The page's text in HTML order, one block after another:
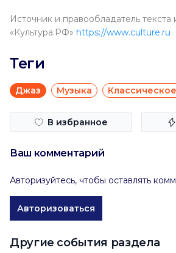
Источник и правообладатель текста
«Культура.РФ» https://www.culture.ru
Теги
Джаз Музыка
В избранное
Ваш комментарий
Авторизуйтесь, чтобы оставлять
Авторизоваться
Другие события раздела